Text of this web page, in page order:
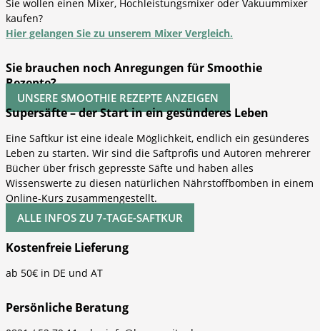
Sie wollen einen Mixer, Hochleistungsmixer oder Vakuummixer
kaufen?
Hier gelangen Sie zu unserem Mixer Vergleich.
Sie brauchen noch Anregungen für Smoothie
Rezepte?
UNSERE SMOOTHIE REZEPTE ANZEIGEN
Supersäfte – der Start in ein gesünderes Leben
Eine Saftkur ist eine ideale Möglichkeit, endlich ein gesünderes
Leben zu starten. Wir sind die Saftprofis und Autoren mehrerer
Bücher über frisch gepresste Säfte und haben alles
Wissenswerte zu diesen natürlichen Nährstoffbomben in einem
Online-Kurs zusammengestellt.
ALLE INFOS ZU 7-TAGE-SAFTKUR
Kostenfreie Lieferung
ab 50€ in DE und AT
Persönliche Beratung